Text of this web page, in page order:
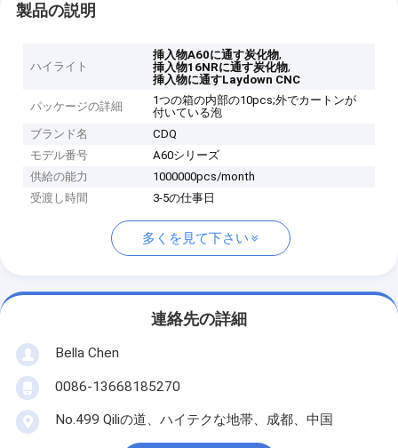
製品の説明
ハイライト
挿入物A60に通す炭化物,
挿入物16NRに通す炭化物,
挿入物に通すLaydown CNC
パッケージの詳細
1つの箱の内部の10pcs;外でカートンが
付いている泡
ブランド名
CDQ
モデル番号
A60シリーズ
供給の能力
1000000pcs/month
受渡し時間
3-5の仕事日
多くを見て下さい
連絡先の詳細
Bella Chen
0086-13668185270
No.499 Qiliの道、ハイテクな地帯、成都、中国